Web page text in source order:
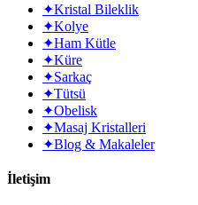
✦Kristal Bileklik
✦Kolye
✦Ham Kütle
✦Küre
✦Sarkaç
✦Tütsü
✦Obelisk
✦Masaj Kristalleri
✦Blog & Makaleler
İletişim